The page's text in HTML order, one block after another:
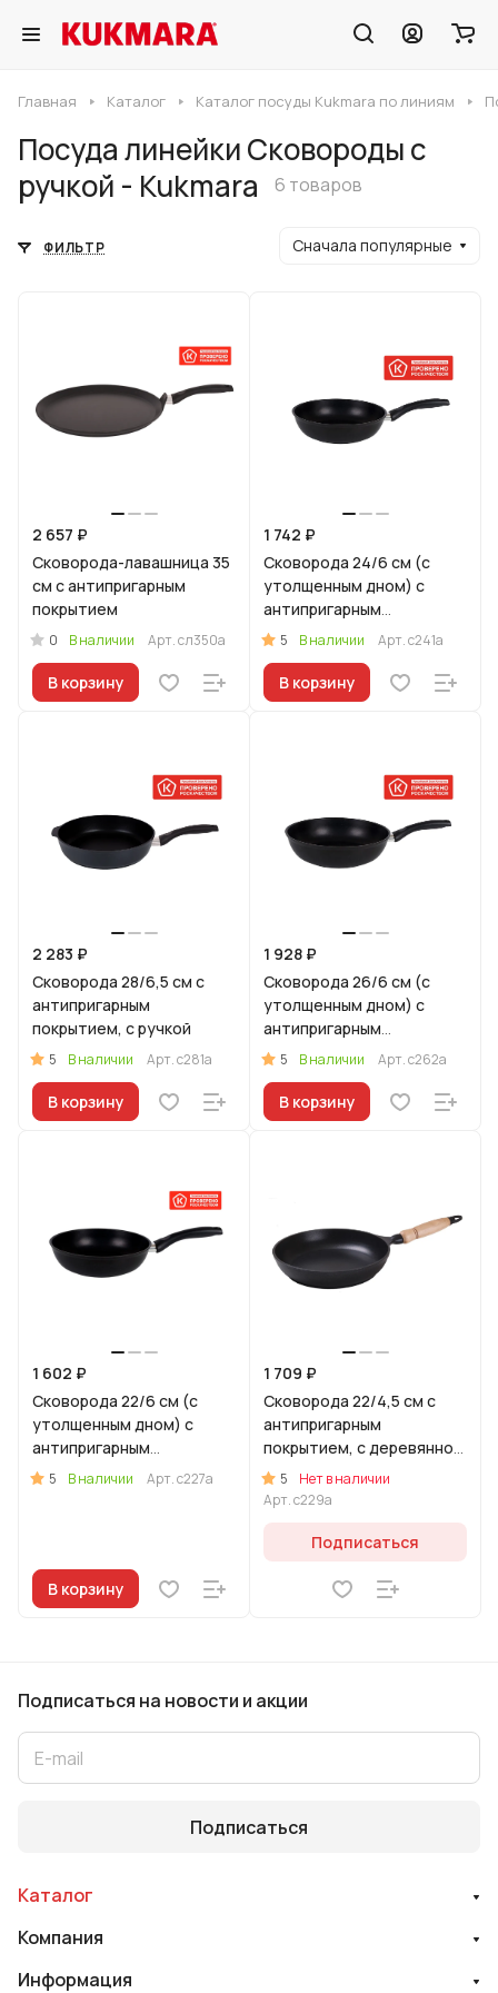
Главная Каталог Каталог посуды Kukmara по линиям
Посуда линейки Сковороды с
ручкой - Kukmara
6 товаров
ФИЛЬТР Сначала популярные
2 657 ₽
Сковорода-лавашница 35
см с антипригарным
покрытием
0 В наличии Арт.сл350а
В корзину
1 742 ₽
Сковорода 24/6 см (с
утолщенным дном) с
антипригарным
покрытием, с ручкой
5 В наличии Арт.с241а
В корзину
2 283 ₽
Сковорода 28/6,5 см с
антипригарным
покрытием, с ручкой
5 В наличии Арт.с281а
В корзину
1 928 ₽
Сковорода 26/6 см (с
утолщенным дном) с
антипригарным
покрытием, с ручкой
5 В наличии Арт.с262а
В корзину
1 602 ₽
Сковорода 22/6 см (с
утолщенным дном) с
антипригарным
покрытием, с ручкой
5 В наличии Арт.с227а
В корзину
1 709 ₽
Сковорода 22/4,5 см с
антипригарным
покрытием, с деревянной
ручкой.
5
Нет в наличии
Арт.с229а
Подписаться
Подписаться на новости и акции
Подписаться
Каталог
Компания
Информация